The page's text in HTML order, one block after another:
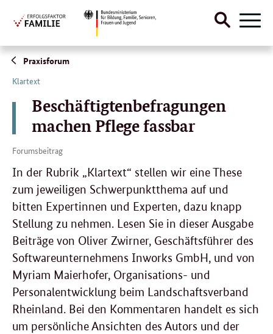
Direktlink:
Suche
Praxisforum
Klartext
Beschäftigtenbefragungen
machen Pflege fassbar
Forumsbeitrag
In der Rubrik „Klartext“ stellen wir eine These
zum jeweiligen Schwerpunktthema auf und
bitten Expertinnen und Experten, dazu knapp
Stellung zu nehmen. Lesen Sie in dieser Ausgabe
Beiträge von Oliver Zwirner, Geschäftsführer des
Softwareunternehmens Inworks GmbH, und von
Myriam Maierhofer, Organisations- und
Personalentwicklung beim Landschaftsverband
Rheinland. Bei den Kommentaren handelt es sich
um persönliche Ansichten des Autors und der